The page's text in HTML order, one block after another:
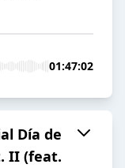
01:47:02
Día de
II (feat.